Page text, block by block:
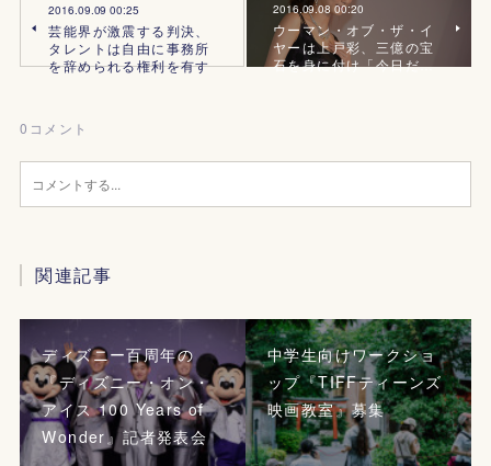
2016.09.09 00:25
芸能界が激震する判決、
タレントは自由に事務所
を辞められる権利を有す
2016.09.08 00:20
ウーマン・オブ・ザ・イ
ヤーは上戸彩、三億の宝
石を身に付け「今日だ…
0 コメント
関連記事
ディズニー百周年の
『ディズニー・オン・
アイス 100 Years of
Wonder』記者発表会
中学生向けワークショ
ップ『TIFFティーンズ
映画教室』募集